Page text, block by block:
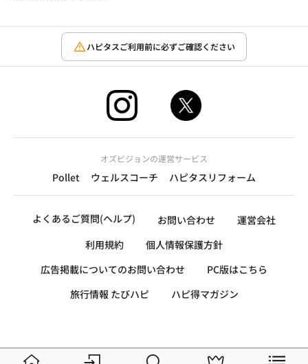
ハピタスご利用前に必ずご確認ください
オズビジョンの運営サービス
Pollet ウェルスコーチ ハピタスリフォーム
よくあるご質問(ヘルプ) お問い合わせ
運営会社
利用規約
個人情報保護方針
広告掲載についてのお問い合わせ
PC版はこちら
旅行情報 たびハピ
ハピ得マガジン